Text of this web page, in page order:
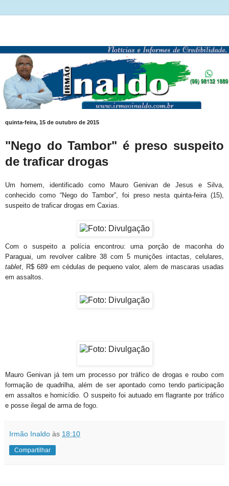
quinta-feira, 15 de outubro de 2015
"Nego do Tambor" é preso suspeito
de traficar drogas
Um homem, identificado como Mauro Genivan de Jesus e Silva,
conhecido como “Nego do Tambor”, foi preso nesta quinta-feira (15),
suspeito de traficar drogas em Caxias.
Com o suspeito a polícia encontrou: uma porção de maconha do
Paraguai, um revolver calibre 38 com 5 munições intactas, celulares,
tablet , R$ 689 em cédulas de pequeno valor, alem de mascaras usadas
em assaltos.
Mauro Genivan já tem um processo por tráfico de drogas e roubo com
formação de quadrilha, além de ser apontado como tendo participação
em assaltos e homicídio. O suspeito foi autuado em flagrante por tráfico
e posse ilegal de arma de fogo.
Irmão Inaldo às 18:10
Compartilhar